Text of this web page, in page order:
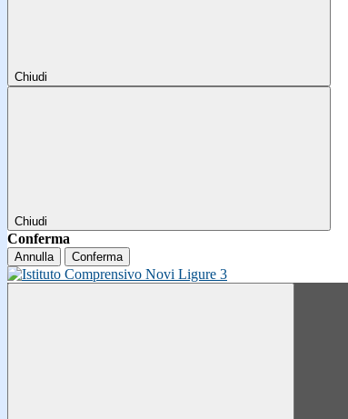
Chiudi
Chiudi
Conferma
Annulla Conferma